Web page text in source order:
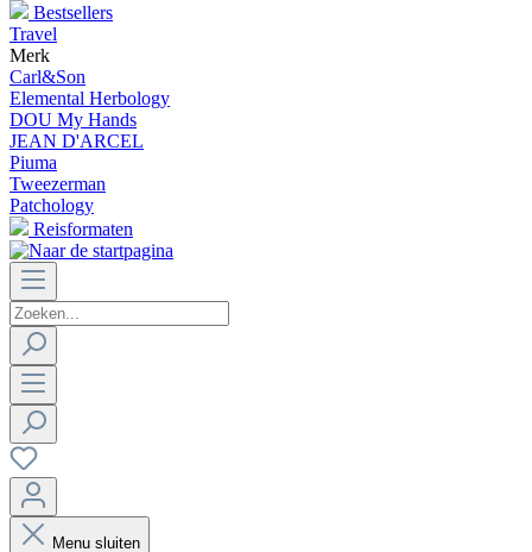
Bestsellers
Travel
Merk
Carl&Son
Elemental Herbology
DOU My Hands
JEAN D'ARCEL
Piuma
Tweezerman
Patchology
Reisformaten
Menu sluiten